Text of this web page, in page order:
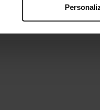
para el
en el menú de la parte